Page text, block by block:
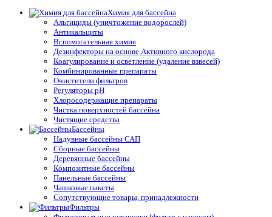
Химия для бассейна
Альгициды (уничтожение водорослей)
Антикальциты
Вспомогательная химия
Дезинфекторы на основе Активного кислорода
Коагулирование и осветление (удаление взвесей)
Комбинированные препараты
Очистители фильтров
Регуляторы pH
Хлоросодержащие препараты
Чистка поверхностей бассейна
Чистящие средства
Бассейны
Надувные бассейны САП
Сборные бассейны
Деревянные бассейны
Композитные бассейны
Панельные бассейны
Чашковые пакеты
Сопутствующие товары, принадлежности
Фильтры